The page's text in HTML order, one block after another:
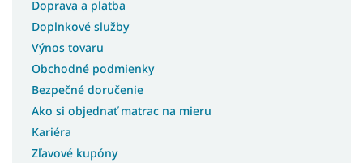
Vysoké postele s úložným priestorom
Vysoké postele 90x200
Nízke detské postele
Lacné postele z masívu
Doprava a platba
Doplnkové služby
Výnos tovaru
Obchodné podmienky
Bezpečné doručenie
Ako si objednať matrac na mieru
Kariéra
Zľavové kupóny